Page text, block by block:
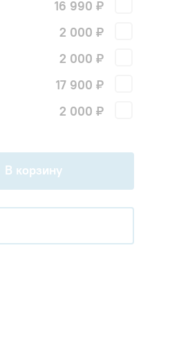
16 990 ₽
2 000 ₽
2 000 ₽
17 900 ₽
2 000 ₽
В корзину